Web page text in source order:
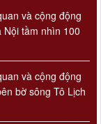
và cộng động
Nội tầm nhìn 100
và cộng động
bờ sông Tô Lịch